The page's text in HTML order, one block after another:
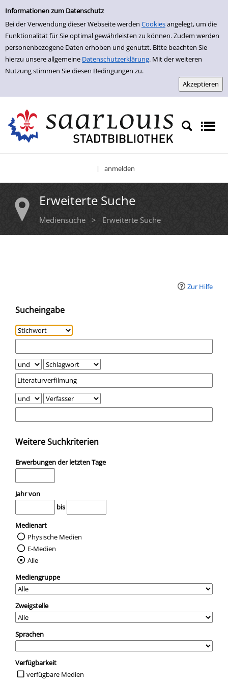
Erweiterte Suche
Informationen zum Datenschutz
Bei der Verwendung dieser Webseite werden Cookiesangelegt, um die
Funktionalität für Sie optimal gewährleisten zu können. Zudem werden
personenbezogene Daten erhoben und genutzt. Bitte beachten Sie
hierzu unsere allgemeine Datenschutzerklärung. Mit der weiteren
Nutzung stimmen Sie diesen Bedingungen zu.
Zur erweiterten Suche springen
| anmelden
Erweiterte Suche
Mediensuche > Erweiterte Suche
Zur Hilfe
Sucheingabe
Weitere Suchkriterien
Erwerbungen der letzten Tage
Jahr von
bis
Medienart
Physische Medien
E-Medien
Alle
Mediengruppe
Zweigstelle
Sprachen
Verfügbarkeit
verfügbare Medien